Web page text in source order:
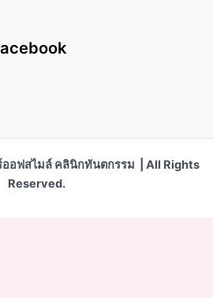
อฟสไมล์ คลินิกทันตกรรม | All Rights
Reserved.